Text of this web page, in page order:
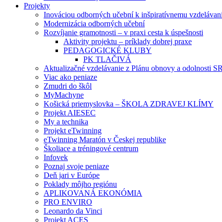
Projekty
Inováciou odborných učební k inšpiratívnemu
Modernizácia odborných učební
Rozvíjanie gramotnosti – v praxi cesta k úspešnosti
Aktivity projektu – príklady dobrej praxe
PEDAGOGICKÉ KLUBY
PK TLAČIVÁ
Aktualizačné vzdelávanie z Plánu obnovy a odolnosti
Viac ako peniaze
Zmudri do škôl
MyMachyne
Košická priemyslovka – ŠKOLA ZDRAVEJ KLÍMY
Projekt AIESEC
My a technika
Projekt eTwinning
eTwinning Maratón v Českej republike
Školiace a tréningové centrum
Infovek
Poznaj svoje peniaze
Deň jari v Európe
Poklady môjho regiónu
APLIKOVANÁ EKONÓMIA
PRO ENVIRO
Leonardo da Vinci
Projekt ACES